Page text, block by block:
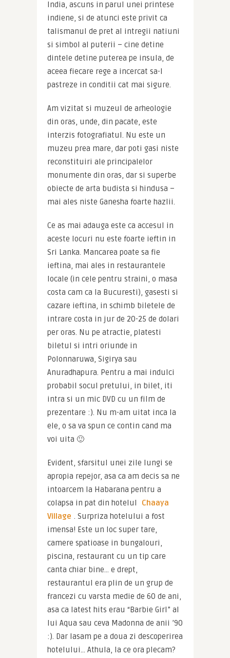
India, ascuns in parul unei printese
indiene, si de atunci este privit ca
talismanul de pret al intregii natiuni
si simbol al puterii – cine detine
dintele detine puterea pe insula, de
aceea fiecare rege a incercat sa-l
pastreze in conditii cat mai sigure.
Am vizitat si muzeul de arheologie
din oras, unde, din pacate, este
interzis fotografiatul. Nu este un
muzeu prea mare, dar poti gasi niste
reconstituiri ale principalelor
monumente din oras, dar si superbe
obiecte de arta budista si hindusa –
mai ales niste Ganesha foarte hazlii.
Ce as mai adauga este ca accesul in
aceste locuri nu este foarte ieftin in
Sri Lanka. Mancarea poate sa fie
ieftina, mai ales in restaurantele
locale (in cele pentru straini, o masa
costa cam ca la Bucuresti), gasesti si
cazare ieftina, in schimb biletele de
intrare costa in jur de 20-25 de dolari
per oras. Nu pe atractie, platesti
biletul si intri oriunde in
Polonnaruwa, Sigirya sau
Anuradhapura. Pentru a mai indulci
probabil socul pretului, in bilet, iti
intra si un mic DVD cu un film de
prezentare :). Nu m-am uitat inca la
ele, o sa va spun ce contin cand ma
voi uita 🙂
Evident, sfarsitul unei zile lungi se
apropia repejor, asa ca am decis sa ne
intoarcem la Habarana pentru a
colapsa in pat din hotelul
Chaaya
Village . Surpriza hotelului a fost
imensa! Este un loc super tare,
camere spatioase in bungalouri,
piscina, restaurant cu un tip care
canta chiar bine… e drept,
restaurantul era plin de un grup de
francezi cu varsta medie de 60 de ani,
asa ca latest hits erau “Barbie Girl” al
lui Aqua sau ceva Madonna de anii ’90
:). Dar lasam pe a doua zi descoperirea
hotelului… Athula, la ce ora plecam?